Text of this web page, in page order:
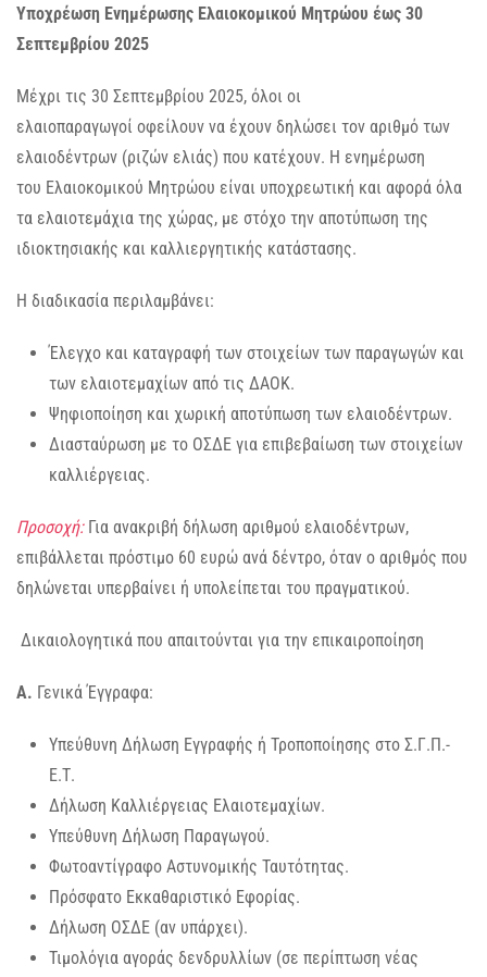
Υποχρέωση Ενημέρωσης Ελαιοκομικού Μητρώου έως 30
Σεπτεμβρίου 2025
Μέχρι τις 30 Σεπτεμβρίου 2025, όλοι οι
ελαιοπαραγωγοί οφείλουν να έχουν δηλώσει τον αριθμό των
ελαιοδέντρων (ριζών ελιάς) που κατέχουν. Η ενημέρωση
του Ελαιοκομικού Μητρώου είναι υποχρεωτική και αφορά όλα
τα ελαιοτεμάχια της χώρας, με στόχο την αποτύπωση της
ιδιοκτησιακής και καλλιεργητικής κατάστασης.
Η διαδικασία περιλαμβάνει:
Έλεγχο και καταγραφή των στοιχείων των παραγωγών και
των ελαιοτεμαχίων από τις ΔΑΟΚ.
Ψηφιοποίηση και χωρική αποτύπωση των ελαιοδέντρων.
Διασταύρωση με το ΟΣΔΕ για επιβεβαίωση των στοιχείων
καλλιέργειας.
Προσοχή:Για ανακριβή δήλωση αριθμού ελαιοδέντρων,
επιβάλλεται πρόστιμο 60 ευρώ ανά δέντρο, όταν ο αριθμός που
δηλώνεται υπερβαίνει ή υπολείπεται του πραγματικού.
Δικαιολογητικά που απαιτούνται για την επικαιροποίηση
Α. Γενικά Έγγραφα:
Υπεύθυνη Δήλωση Εγγραφής ή Τροποποίησης στο Σ.Γ.Π.-
Ε.Τ.
Δήλωση Καλλιέργειας Ελαιοτεμαχίων.
Υπεύθυνη Δήλωση Παραγωγού.
Φωτοαντίγραφο Αστυνομικής Ταυτότητας.
Πρόσφατο Εκκαθαριστικό Εφορίας.
Δήλωση ΟΣΔΕ (αν υπάρχει).
Τιμολόγια αγοράς δενδρυλλίων (σε περίπτωση νέας